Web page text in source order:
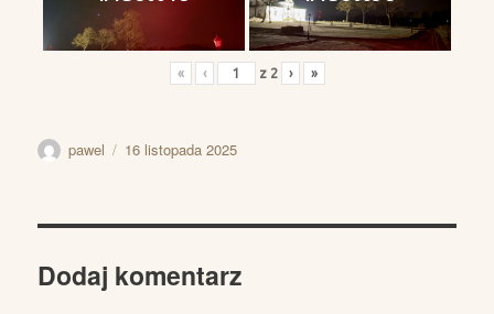
« ‹ z 2 › »
Autor
pawel
Data
16 listopada 2025
Dodaj komentarz